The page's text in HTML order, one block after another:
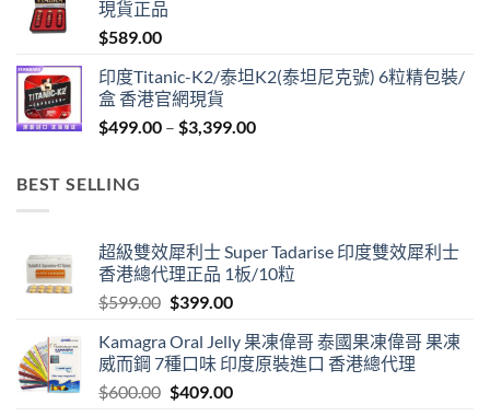
現貨正品
$589.00
印度Titanic-K2/泰坦K2(泰坦尼克號) 6粒精包裝/
盒 香港官網現貨
$499.00 – $3,399.00Price
BEST SELLING
超級雙效犀利士 Super Tadarise 印度雙效犀利士
香港總代理正品 1板/10粒
$599.00 Original
was:
$599.00.
$399.00Current
is:
$399.00.
Kamagra Oral Jelly 果凍偉哥 泰國果凍偉哥 果凍
威而鋼 7種口味 印度原裝進口 香港總代理
$600.00 Original
$409.00Current